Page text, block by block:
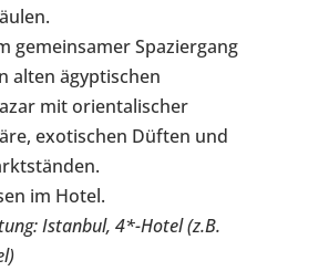
gemeinsamer Spaziergang
alten ägyptischen
mit orientalischer
exotischen Düften und
im Hotel.
Istanbul, 4*-Hotel (z.B.